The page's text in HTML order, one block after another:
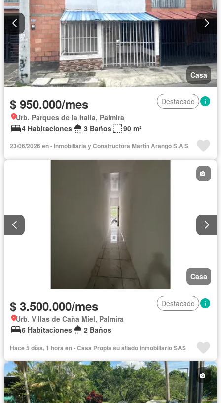
Casa
$ 950.000/mes
Destacado
Urb. Parques de la Italia, Palmira
4 Habitaciones
3 Baños 90 m²
23/06/2026 en - Inmobiliaria y Constructora Martín Arango S.A.S
Casa
$ 3.500.000/mes
Destacado
Urb. Villas de Caña Miel, Palmira
6 Habitaciones
2 Baños
Hace 5 días, 1 hora en - Casa Propia su aliado inmobiliario SAS